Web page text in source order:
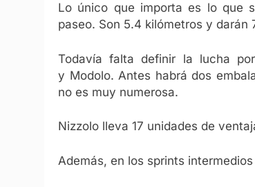
Lo único que importa es lo que
paseo. Son 5.4 kilómetros y darán
Todavía falta definir la lucha
y Modolo. Antes habrá dos
no es muy numerosa.
Nizzolo lleva 17 unidades de
Además, en los sprints